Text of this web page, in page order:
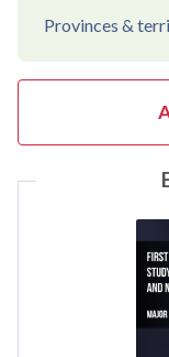
Provinces &